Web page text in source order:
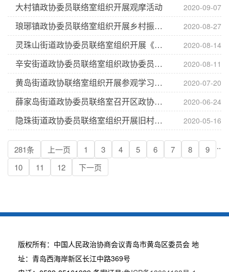
大村镇政协委员联络室组织开展观摩活动 2020-09-07
琅琊镇政协委员联络室组织开展乡村振兴——村庄结构优化调整工作视察调研活动 2020-08-27
灵珠山街道政协委员联络室组织开展《中华人民共和国民法典》学习交流活动 2020-08-14
辛安街道政协委员联络室组织政协委员调研辖区企业安全生产 2020-08-11
黄岛街道政协联络室组织开展参观学习活动 2020-07-20
薛家岛街道政协委员联络室召开区政协二届四次会议会前工作部署会 2020-06-24
隐珠街道政协委员联络室组织开展旧村改造现场观摩活动 2020-05-16
281条 上一页 1 ..
3 4 5 6 7 8
9
10
11 12 下一页
版权所有：中国人民政治协商会议青岛市黄岛区委员会 地
址：青岛西海岸新区长江中路369号